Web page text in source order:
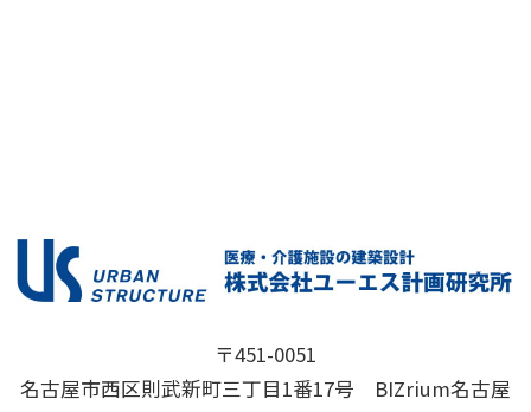
〒451-0051
名古屋市西区則武新町三丁目1番17号 BIZrium名古屋